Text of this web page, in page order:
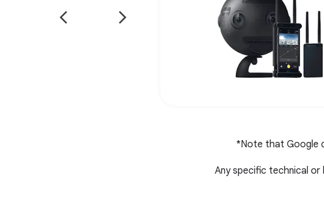
*Note that Google
Any specific technical or